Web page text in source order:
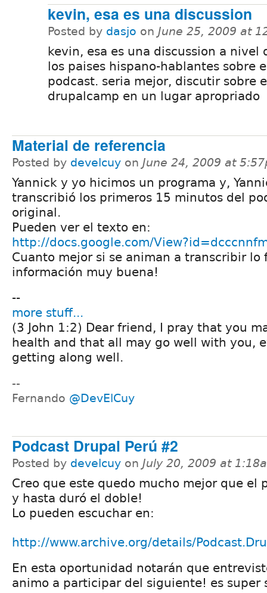
kevin, esa es una discussion
Posted by dasjo on June 25, 2009 at
kevin, esa es una discussion a nivel
los paises hispano-hablantes sobre
podcast. seria mejor, discutir sobre
drupalcamp en un lugar apropriado
Material de referencia
Posted by develcuy on June 24, 2009 at
Yannick y yo hicimos un programa y,
transcribió los primeros 15 minutos del
original.
Pueden ver el texto en:
http://docs.google.com/
Cuanto mejor si se animan a transcribir lo
información muy buena!
--
more stuff...
(3 John 1:2) Dear friend, I pray that you
health and that all may go well with you,
getting along well.
--
Fernando @DevElCuy
Podcast Drupal Perú #2
Posted by develcuy on July 20, 2009 at
Creo que este quedo mucho mejor que el
y hasta duró el doble!
Lo pueden escuchar en:
http://www.archive.org/details/
En esta oportunidad notarán que
animo a participar del siguiente! es super